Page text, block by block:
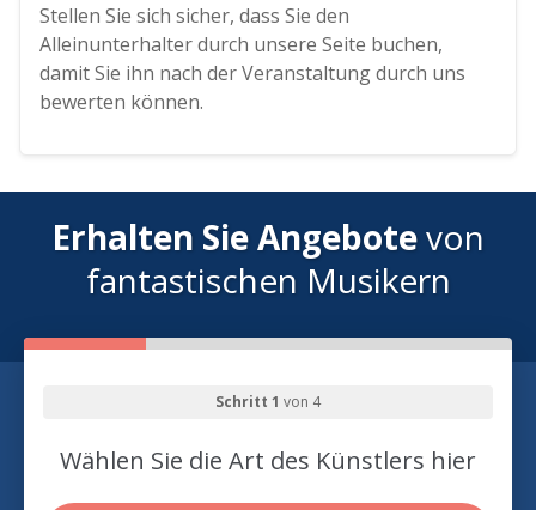
Stellen Sie sich sicher, dass Sie den
Alleinunterhalter durch unsere Seite buchen,
damit Sie ihn nach der Veranstaltung durch uns
bewerten können.
Erhalten Sie Angebotevon
fantastischen Musikern
Schritt 1 von 4
Wählen Sie die Art des Künstlers hier